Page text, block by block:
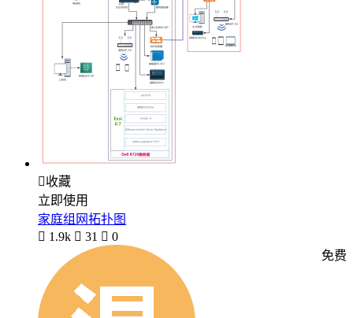
收藏
立即使用
家庭组网拓扑图
 1.9k  31  0
免费